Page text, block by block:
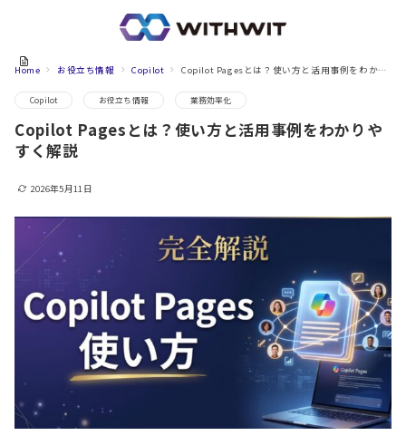
Home お役立ち情報 Copilot Copilot Pagesとは？使い方と活用事例をわかりやすく解説
Copilot お役立ち情報 業務効率化
Copilot Pagesとは？使い方と活用事例をわかりや
すく解説
2026年5月11日